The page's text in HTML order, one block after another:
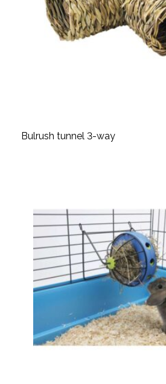
Bulrush tunnel 3-way